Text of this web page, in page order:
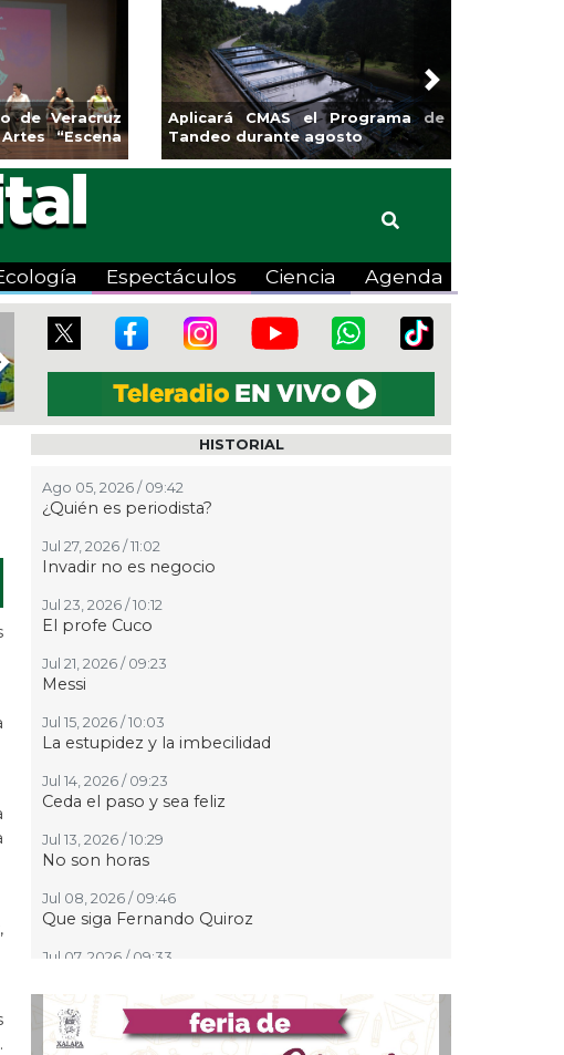
de Veracruz
“Escena
Aplicará CMAS el Programa de
Tandeo durante agosto
Next
Espectáculos Ciencia Agenda
Next
HISTORIAL
Ago 05, 2026 / 09:42
¿Quién es periodista?
Jul 27, 2026 / 11:02
Invadir no es negocio
Jul 23, 2026 / 10:12
El profe Cuco
Jul 21, 2026 / 09:23
Messi
Jul 15, 2026 / 10:03
La estupidez y la imbecilidad
Jul 14, 2026 / 09:23
Ceda el paso y sea feliz
Jul 13, 2026 / 10:29
No son horas
Jul 08, 2026 / 09:46
Que siga Fernando Quiroz
Jul 07, 2026 / 09:33
Jul 03, 2026 / 09:38
El quinto partido